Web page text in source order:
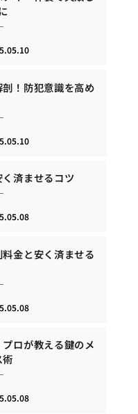
！防犯意識を高め
済ませるコツ
金と安く済ませる
ロが教える鍵のメ
術